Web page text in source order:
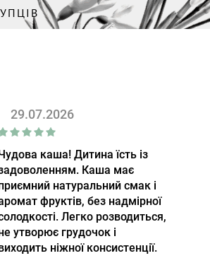
29.07.2026
каша! Дитина їсть із
Каша має
натуральний смак і
фруктів, без надмірної
Легко розводиться,
утворює грудочок і
ніжної консистенції.